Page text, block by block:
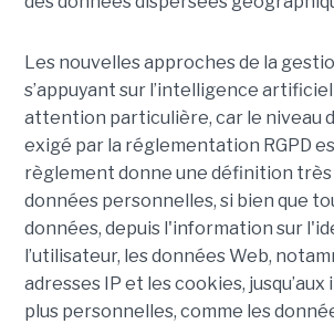
Les nouvelles approches de la
s’appuyant sur l’intelligence
attention particulière, car le niveau
exigé par la réglementation RGPD
règlement donne une définition très
données personnelles, si bien que
données, depuis l'information sur
l’utilisateur, les données Web,
adresses IP et les cookies,
plus personnelles, comme les